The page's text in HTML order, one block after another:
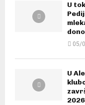
U
05/
U